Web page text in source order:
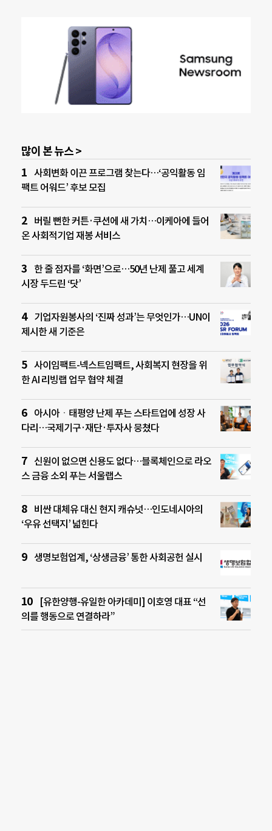
많이 본 뉴스 >
사회변화 이끈 프로그램 찾는다…‘공익활동 임
팩트 어워드’ 후보 모집
버릴 뻔한 커튼·쿠션에 새 가치…이케아에 들어
온 사회적기업 재봉 서비스
한 줄 점자를 ‘화면’으로…50년 난제 풀고 세계
시장 두드린 ‘닷’
기업자원봉사의 ‘진짜 성과’는 무엇인가…UN이
제시한 새 기준은
사이임팩트-넥스트임팩트, 사회복지 현장을 위
한 AI 리빙랩 업무 협약 체결
아시아ㆍ태평양 난제 푸는 스타트업에 성장 사
다리…국제기구·재단·투자사 뭉쳤다
신원이 없으면 신용도 없다…블록체인으로 라오
스 금융 소외 푸는 서울랩스
비싼 대체유 대신 현지 캐슈넛…인도네시아의
‘우유 선택지’ 넓힌다
생명보험업계, ‘상생금융’ 통한 사회공헌 실시
[유한양행-유일한 아카데미] 이호영 대표 “선
의를 행동으로 연결하라”